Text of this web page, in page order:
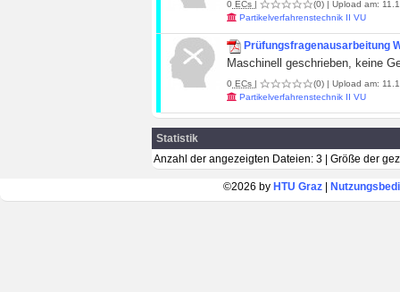
0 ECs | (0) | Upload am:
Partikelverfahrenstechnik II VU
Prüfungsfragenausarbeitung
Maschinell geschrieben, keine
0 ECs | (0) | Upload am:
Partikelverfahrenstechnik II VU
Statistik
Anzahl der angezeigten Dateien: 3 | Größe der
©2026 by HTU Graz|